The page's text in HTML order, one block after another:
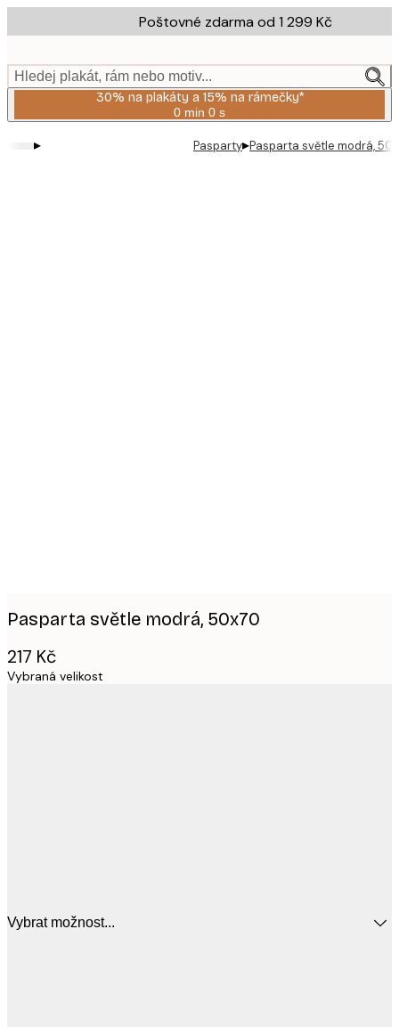
to
content.
Poštovné zdarma od 1 299 Kč
Hledej plakát, rám nebo motiv...
30% na plakáty a 15% na rámečky*
0 min 0 s
Platné
2026-
▸ Pasparty▸Pasparta světle modrá,
Pasparta světle modrá, 50x70
217 Kč
Vybraná velikost
Vybrat možnost...